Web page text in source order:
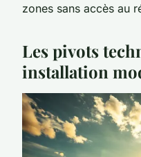
zones sans accès au
Les pivots
installation